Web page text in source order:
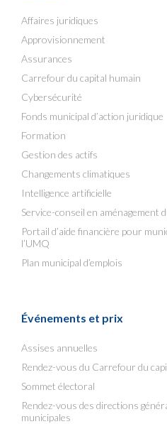
Affaires juridiques
Approvisionnement
Assurances
Carrefour du capital humain
Cybersécurité
Fonds municipal d’action juridique
Formation
Gestion des actifs
Changements climatiques
Intelligence artificielle
Service-conseil en aménagement
Portail d’aide financière pour
l’UMQ
Plan municipal d’emplois
Événements et prix
Assises annuelles
Rendez-vous du Carrefour du
Sommet électoral
Rendez-vous des directions
municipales